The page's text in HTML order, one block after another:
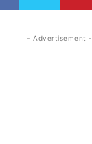
- Advertisement -